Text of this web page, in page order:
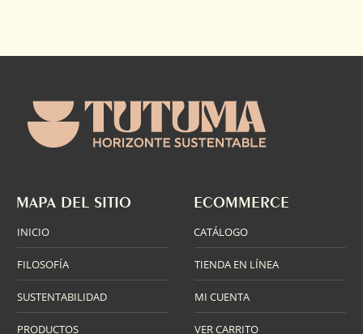
MAPA DEL SITIO
INICIO
FILOSOFÍA
SUSTENTABILIDAD
PRODUCTOS
ECOMMERCE
CATÁLOGO
TIENDA EN LÍNEA
MI CUENTA
VER CARRITO